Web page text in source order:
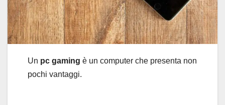
Un pc gaming è un computer che presenta non
pochi vantaggi.